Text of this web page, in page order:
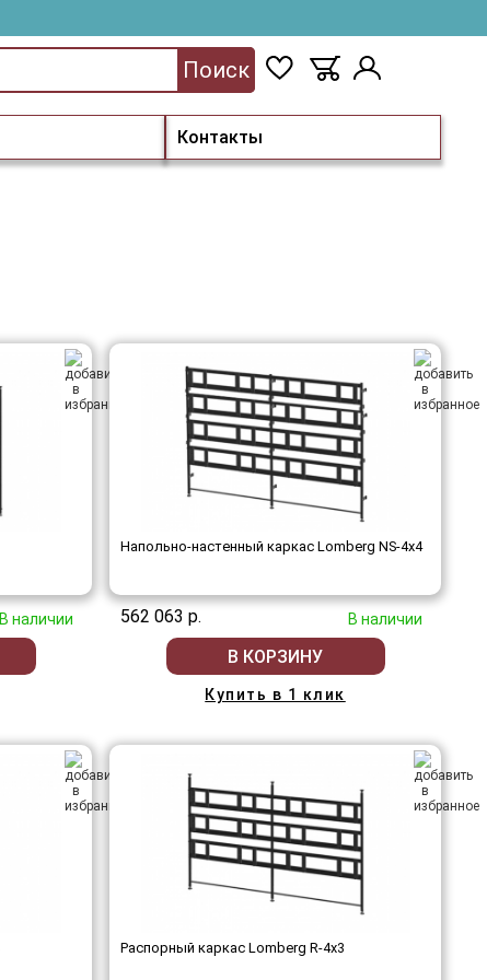
Контакты
Поиск
В наличии
Напольно-настенный каркас Lomberg NS-4х4
562 063 р. В наличии
В КОРЗИНУ
Купить в 1 клик
Распорный каркас Lomberg R-4х3